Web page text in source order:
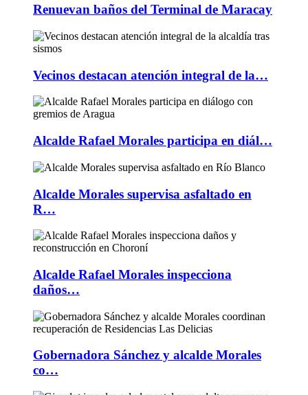
Renuevan baños del Terminal de Maracay
Vecinos destacan atención integral de la…
Alcalde Rafael Morales participa en diál…
Alcalde Morales supervisa asfaltado en
R…
Alcalde Rafael Morales inspecciona
daños…
Gobernadora Sánchez y alcalde Morales
co…